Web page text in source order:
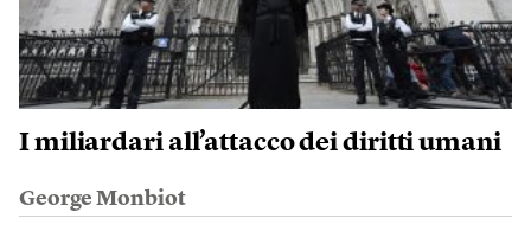
I miliardari all’attacco dei diritti umani
George Monbiot